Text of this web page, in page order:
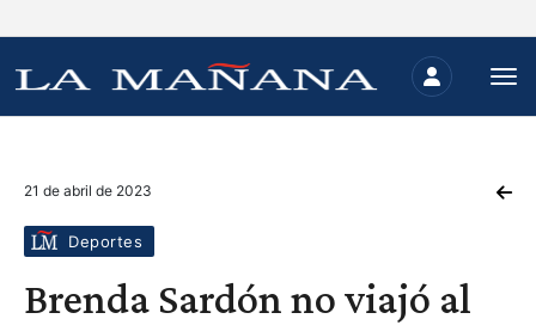
21 de abril de 2023
Deportes
Brenda Sardón no viajó al